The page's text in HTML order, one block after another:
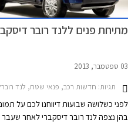
2022
מתיחת פנים ללנד רובר
03 ספטמבר, 2013
תגיות: חדשות רכב, פנאי שטח, לנד רוברלנד
לפני כשלושה שבועות דיווחנו לכם על
בהן נצפה לנד רובר דיסקברי לאחר